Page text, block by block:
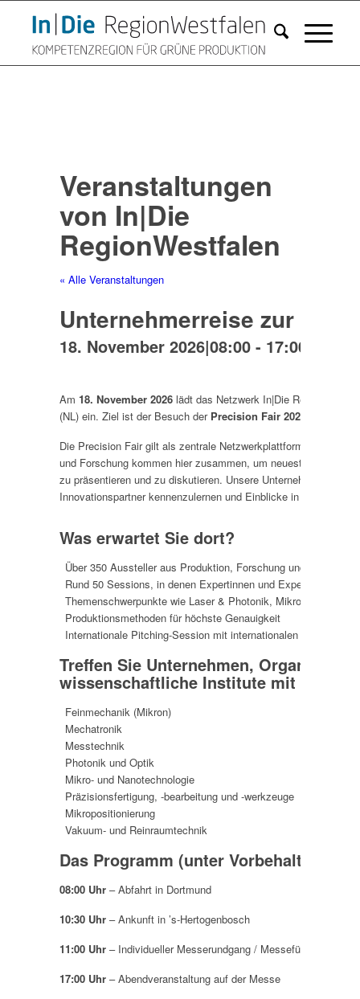
Veranstaltungen
von In|Die
RegionWestfalen
« Alle Veranstaltungen
Unternehmerreise zur
18. November 2026|08:00- 17:00
Am 18. November 2026lädt das Netzwerk In|Die
(NL) ein. Ziel ist der Besuch der Precision Fair 2026
Die Precision Fair gilt als zentrale Netzwerkplattform der
und Forschung kommen hier zusammen, um neueste
zu präsentieren und zu diskutieren. Unsere Unternehmerreise
Innovationspartner kennenzulernen und Einblicke in aktuelle
Was erwartet Sie dort?
Über 350 Aussteller aus Produktion, Forschung und
Rund 50 Sessions, in denen Expertinnen und Experten
Themenschwerpunkte wie Laser & Photonik,
Produktionsmethoden für höchste Genauigkeit
Internationale Pitching-Session mit internationalen
Treffen Sie Unternehmen,
wissenschaftliche Institute mit den
Feinmechanik (Mikron)
Mechatronik
Messtechnik
Photonik und Optik
Mikro- und Nanotechnologie
Präzisionsfertigung, -bearbeitung und -werkzeuge
Mikropositionierung
Vakuum- und Reinraumtechnik
Das Programm (unter Vorbehalt)
08:00 Uhr– Abfahrt in Dortmund
10:30 Uhr– Ankunft in ’s-Hertogenbosch
11:00 Uhr– Individueller Messerundgang / Messeführung
17:00 Uhr– Abendveranstaltung auf der Messe